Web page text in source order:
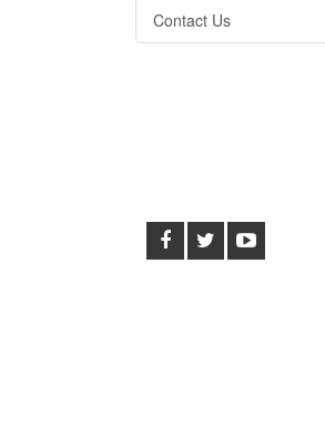
Contact Us